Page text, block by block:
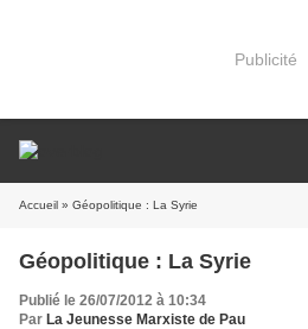
Publicité
Accueil » Géopolitique : La Syrie
Géopolitique : La Syrie
Publié le 26/07/2012 à 10:34
Par La Jeunesse Marxiste de Pau